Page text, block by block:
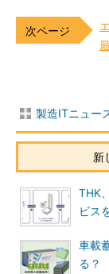
製造ITニュー
新
THK
ビス
車載
る？